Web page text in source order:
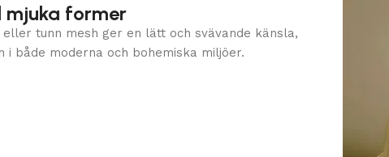
mjuka former
tunn mesh ger en lätt och svävande känsla,
både moderna och bohemiska miljöer.